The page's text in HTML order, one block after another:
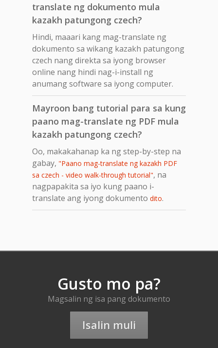
translate ng dokumento mula
kazakh patungong czech?
Hindi, maaari kang mag-translate ng
dokumento sa wikang kazakh patungong
czech nang direkta sa iyong browser
online nang hindi nag-i-install ng
anumang software sa iyong computer.
Mayroon bang tutorial para sa kung
paano mag-translate ng PDF mula
kazakh patungong czech?
Oo, makakahanap ka ng step-by-step na
gabay, "Paano mag-translate ng kazakh PDF
sa czech - video walk-through tutorial", na
nagpapakita sa iyo kung paano i-
translate ang iyong dokumento dito.
Gusto mo pa?
Magsalin ng isa pang dokumento
Isalin muli